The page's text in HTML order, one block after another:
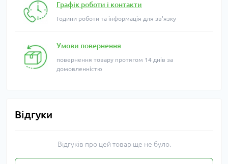
Графік роботи і контакти
Години роботи та інформація для зв'язку
Умови повернення
повернення товару протягом 14 днів за
домовленністю
Відгуки
Відгуків про цей товар ще не було.